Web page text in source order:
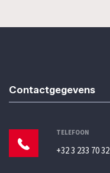
Contactgegevens
TELEFOON
+32 3 233 70 32